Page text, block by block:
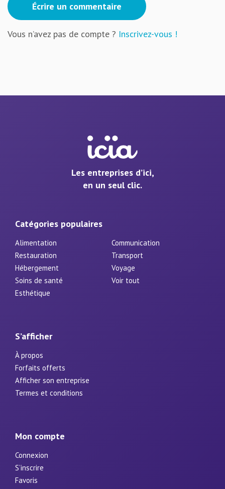
Écrire un commentaire
Vous n’avez pas de compte ? Inscrivez-vous !
Les entreprises d’ici,
en un seul clic.
Catégories populaires
Alimentation
Communication
Restauration
Transport
Hébergement
Voyage
Soins de santé
Voir tout
Esthétique
S’afficher
À propos
Forfaits offerts
Afficher son entreprise
Termes et conditions
Mon compte
Connexion
S’inscrire
Favoris